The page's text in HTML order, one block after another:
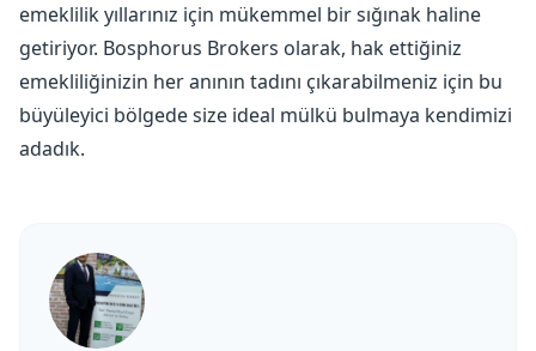
emeklilik yıllarınız için mükemmel bir sığınak haline
getiriyor. Bosphorus Brokers olarak, hak ettiğiniz
emekliliğinizin her anının tadını çıkarabilmeniz için bu
büyüleyici bölgede size ideal mülkü bulmaya kendimizi
adadık.